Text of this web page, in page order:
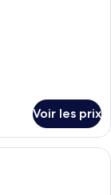
Voir les prix